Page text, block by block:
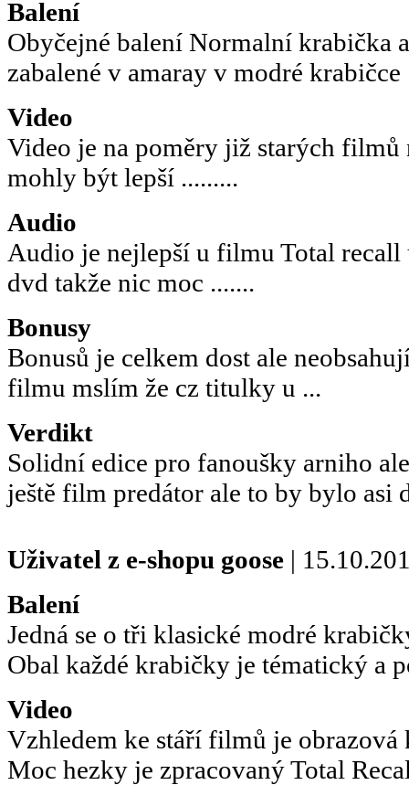
Balení
Obyčejné balení Normalní krabička
zabalené v amaray v modré krabičce
Video
Video je na poměry již starých
mohly být lepší .........
Audio
Audio je nejlepší u filmu Total recall
dvd takže nic moc .......
Bonusy
Bonusů je celkem dost ale
filmu mslím že cz titulky u ...
Verdikt
Solidní edice pro fanoušky arniho
ještě film predátor ale to by bylo asi
Uživatel z e-shopu goose |
Balení
Jedná se o tři klasické modré
Obal každé krabičky je tématický a
Video
Vzhledem ke stáří filmů je obrazová
Moc hezky je zpracovaný Total